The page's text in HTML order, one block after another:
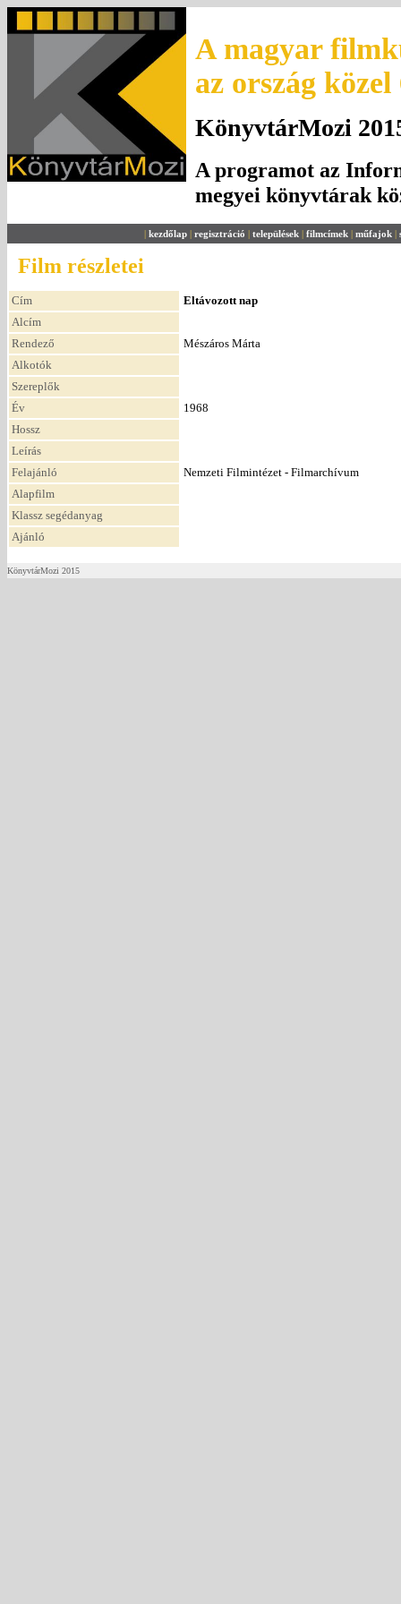
A magyar
az ország
KönyvtárMozi
A programot az
megyei könyvtárak
| kezdőlap | regisztráció | települések | filmcímek | műfajok |
Film részletei
Cím
Eltávozott nap
Alcím
Rendező
Mészáros Márta
Alkotók
Szereplők
Év
1968
Hossz
Leírás
Felajánló
Nemzeti Filmintézet - Filmarchívum
Alapfilm
Klassz segédanyag
Ajánló
KönyvtárMozi 2015